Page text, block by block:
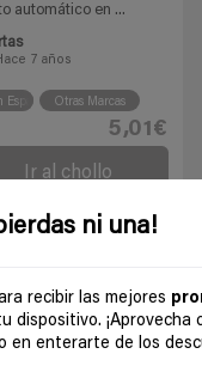
ni una!
recibir las mejores
dispositivo. ¡Aprovecha
en enterarte de los
automático en ...
7 años
España Otras Marcas
5,01€
Ir al chollo